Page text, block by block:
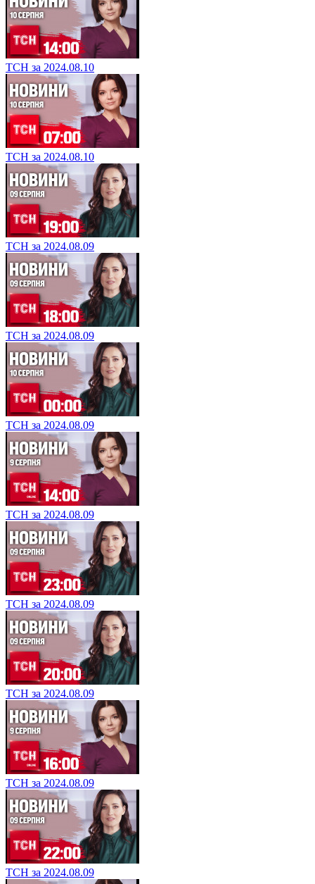
ТСН за 2024.08.10
ТСН за 2024.08.10
ТСН за 2024.08.09
ТСН за 2024.08.09
ТСН за 2024.08.09
ТСН за 2024.08.09
ТСН за 2024.08.09
ТСН за 2024.08.09
ТСН за 2024.08.09
ТСН за 2024.08.09